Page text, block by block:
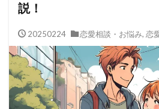
説！
20250224 恋愛相談・お悩み, 恋